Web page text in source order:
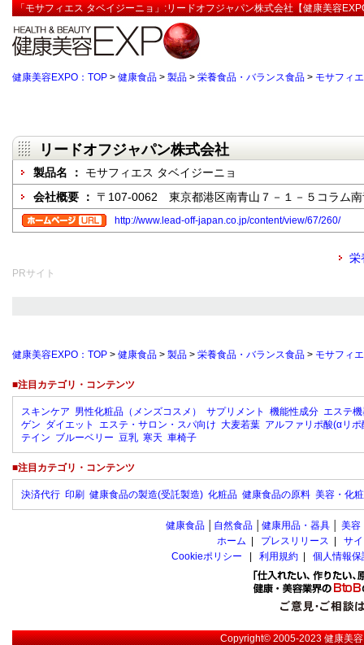
「モサフィエス タベイジーニョ」:リードオフジャパン株式会社【健康美容
健康美容EXPO：TOP > 健康食品 > 製品 > 栄養食品・バランス食品 > モサフィ
リードオフジャパン株式会社
製品名 ： モサフィエス タベイジーニョ
会社概要 ： 〒107-0062 東京都港区南青山７－１－５コラム
http://www.lead-off-japan.co.jp/content/view/67/260/
栄
PRサイト
健康美容EXPO：TOP > 健康食品 > 製品 > 栄養食品・バランス食品 > モサフィ
■注目カテゴリ・コンテンツ
スキンケア 男性化粧品（メンズコスメ） サプリメント 機能性成分 エステ
ゲン ダイエット エステ・サロン・スパ向け 大麦若葉 アルファリポ酸(αリポ
テイン ブルーベリー 豆乳 寒天 車椅子
■注目カテゴリ・コンテンツ
決済代行 印刷 健康食品の製造(受託製造) 化粧品 健康食品の原料 美容・化
健康食品 自然食品 健康用品・器具 美容
ホーム
プレスリリース
サ
Cookieポリシー
利用規約 個人情報
Copyright© 2005-2023健康美